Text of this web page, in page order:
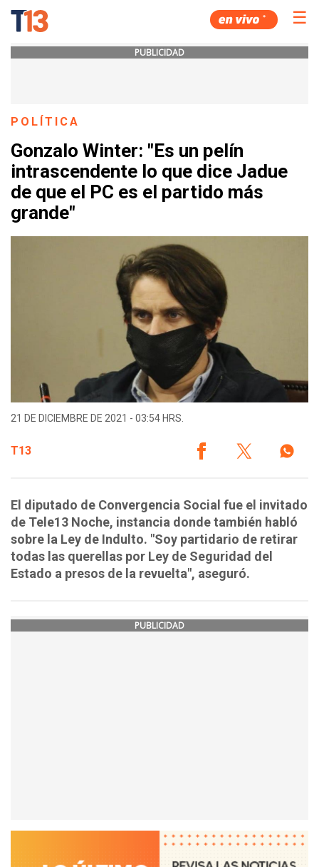
☰
PUBLICIDAD
POLÍTICA
Gonzalo Winter: "Es un pelín
intrascendente lo que dice Jadue
de que el PC es el partido más
grande"
21 DE DICIEMBRE DE 2021 - 03:54 HRS.
T13
El diputado de Convergencia Social fue el invitado
de Tele13 Noche, instancia donde también habló
sobre la Ley de Indulto. "Soy partidario de retirar
todas las querellas por Ley de Seguridad del
Estado a presos de la revuelta", aseguró.
PUBLICIDAD